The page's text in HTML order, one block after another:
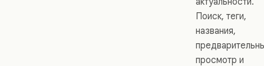
Поиск, теги,
названия,
просмотр и